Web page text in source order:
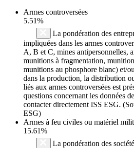
Armes controversées
5.51%
La pondération des
impliquées dans les armes
A, B et C, mines antipersonnelles,
munitions à fragmentation,
munitions au phosphore blanc) et/
dans la production, la distribution
liés aux armes controversées est
questions concernant les données
contacter directement ISS ESG.
ESG)
Armes à feu civiles ou matériel
15.61%
La pondération des